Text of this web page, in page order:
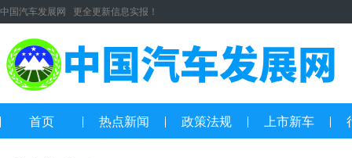
中国汽车发展网 更全更新信息实报！
首页 热点新闻 政策法规 上市新车